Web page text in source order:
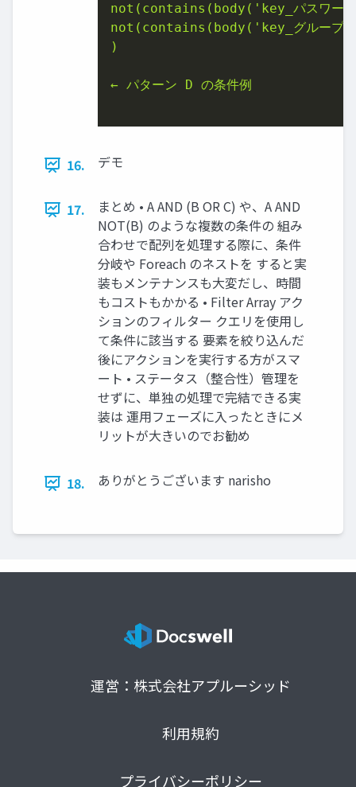
not(contains(body('key_パスワ
not(contains(body('key_グルー
)
← パターン D の条件例
16. デモ
17.
まとめ • A AND (B OR C) や、A AND
NOT(B) のような複数の条件の 組み
合わせで配列を処理する際に、条件
分岐や Foreach のネストを すると実
装もメンテナンスも大変だし、時間
もコストもかかる • Filter Array アク
ションのフィルター クエリを使用し
て条件に該当する 要素を絞り込んだ
後にアクションを実行する方がスマ
ート • ステータス（整合性）管理を
せずに、単独の処理で完結できる実
装は 運用フェーズに入ったときにメ
リットが大きいのでお勧め
18. ありがとうございます narisho
運営：株式会社アプルーシッド
利用規約
プライバシーポリシー